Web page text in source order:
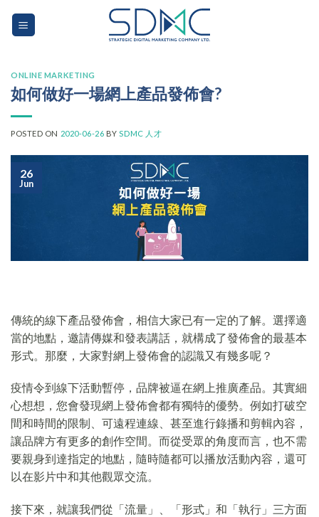
ONLINE MARKETING
如何做好一場網上產品發佈會?
POSTED ON 2020-06-26 BY SDMC 人才
26
Jun
傳統的線下產品發佈會，相信大家已有一定的了解。選擇適
當的地點，邀請傳媒和發表講話，就構成了發佈會的最基本
形式。那麼，大家對網上發佈會的認識又有幾多呢？
疫情令到線下活動暫停，品牌被逼在網上推廣產品。其實細
心想想，您會發現網上發佈會都有獨特的優勢。例如打破空
間和時間的限制、可遠程連線、甚至進行錄播和剪輯內容，
讓品牌方有更多的創作空間。而從受眾的角度而言，也不需
要親身到達指定的地點，隨時隨都可以播放活動內容，還可
以在影片中和其他觀眾交流。
接下來，就讓我們從「流量」、「形式」和「執行」三方面